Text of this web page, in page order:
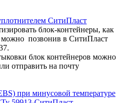
СитиПласт
блок-контейнеры, как
можно позвонив в СитиПласт
блок контейнеров можно
отправить на почту